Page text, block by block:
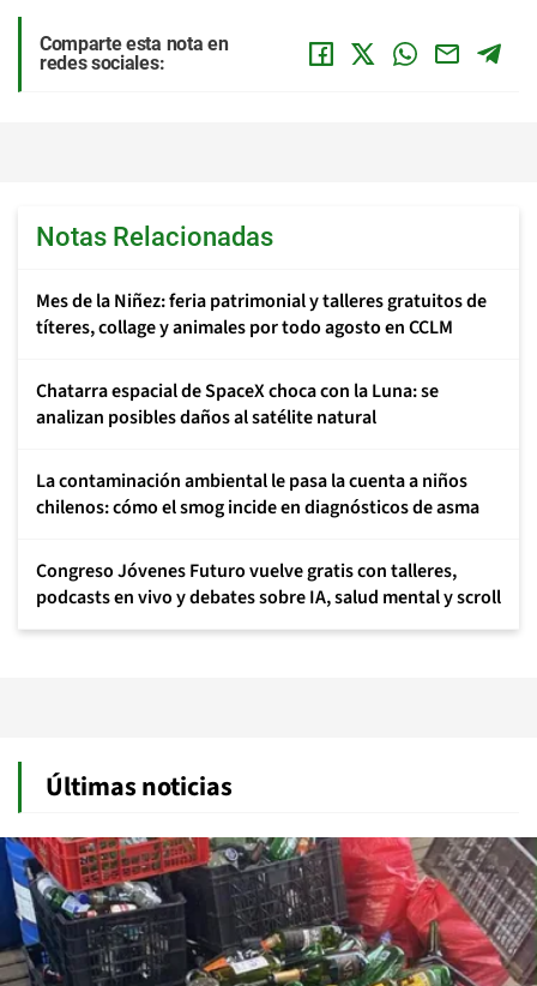
Comparte esta nota en
redes sociales:
Notas Relacionadas
Mes de la Niñez: feria patrimonial y talleres gratuitos de
títeres, collage y animales por todo agosto en CCLM
Chatarra espacial de SpaceX choca con la Luna: se
analizan posibles daños al satélite natural
La contaminación ambiental le pasa la cuenta a niños
chilenos: cómo el smog incide en diagnósticos de asma
Congreso Jóvenes Futuro vuelve gratis con talleres,
podcasts en vivo y debates sobre IA, salud mental y scroll
Últimas noticias